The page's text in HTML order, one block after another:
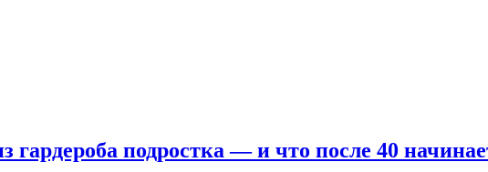
гардероба подростка — и что после 40